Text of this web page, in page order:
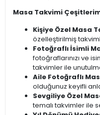
Masa Takvimi
Kişiye Özel Masa
özelleştirilmiş
Fotoğraflı İsimli
fotoğraflarınızı ve
takvimler ile
Aile Fotoğraflı
olduğunuz keyifli
Sevgiliye Özel
temalı takvimler ile